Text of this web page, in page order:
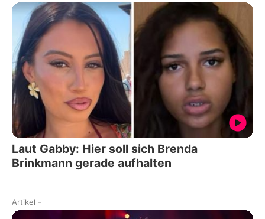
Laut Gabby: Hier soll sich Brenda
Brinkmann gerade aufhalten
Artikel -